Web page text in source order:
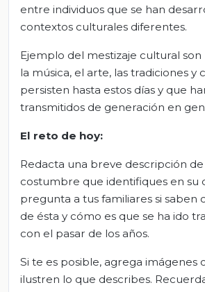
entre individuos que se han
contextos culturales diferentes.
Ejemplo del mestizaje cultural
la música, el arte, las tradiciones y
persisten hasta estos días y que
transmitidos de generación en
El reto de hoy:
Redacta una breve descripción
costumbre que identifiques en su
pregunta a tus familiares si saben
de ésta y cómo es que se ha ido
con el pasar de los años.
Si te es posible, agrega imágenes
ilustren lo que describes.